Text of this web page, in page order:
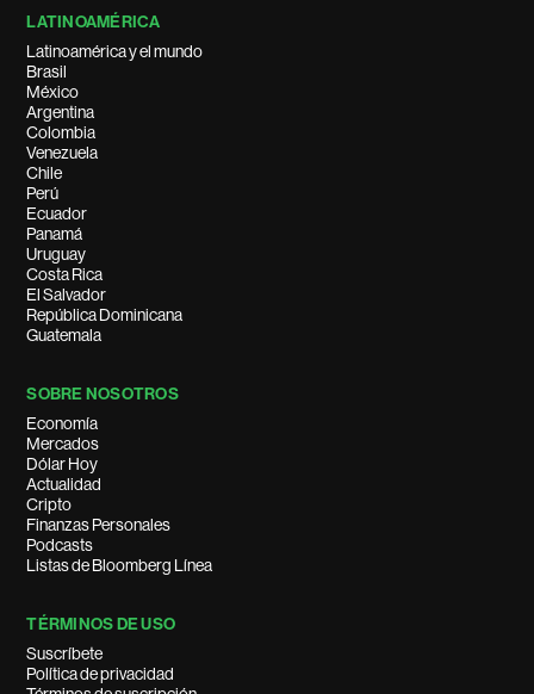
LATINOAMÉRICA
Latinoamérica y el mundo
Brasil
México
Argentina
Colombia
Venezuela
Chile
Perú
Ecuador
Panamá
Uruguay
Costa Rica
El Salvador
República Dominicana
Guatemala
SOBRE NOSOTROS
Economía
Mercados
Dólar Hoy
Actualidad
Cripto
Finanzas Personales
Podcasts
Listas de Bloomberg Línea
TÉRMINOS DE USO
Suscríbete
Política de privacidad